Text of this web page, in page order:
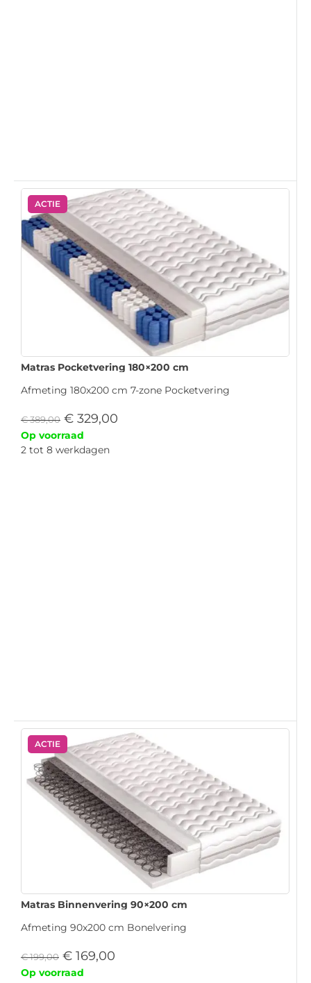
ACTIE
Matras Pocketvering 180×200 cm
Afmeting 180x200 cm 7-zone Pocketvering
€389,00 € 329,00
Op voorraad
2 tot 8 werkdagen
ACTIE
Matras Binnenvering 90×200 cm
Afmeting 90x200 cm Bonelvering
€199,00 € 169,00
Op voorraad